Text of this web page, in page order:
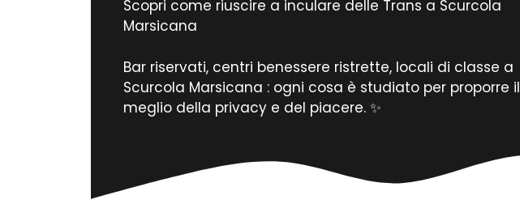
Scopri come riuscire a inculare delle Trans a Scurcola
Marsicana
Bar riservati, centri benessere ristrette, locali di classe a
Scurcola Marsicana : ogni cosa è studiato per proporre il
meglio della privacy e del piacere. ✨